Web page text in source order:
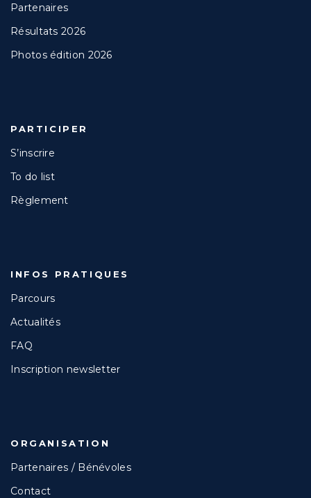
Partenaires
Résultats 2026
Photos édition 2026
PARTICIPER
S’inscrire
To do list
Règlement
INFOS PRATIQUES
Parcours
Actualités
FAQ
Inscription newsletter
ORGANISATION
Partenaires / Bénévoles
Contact